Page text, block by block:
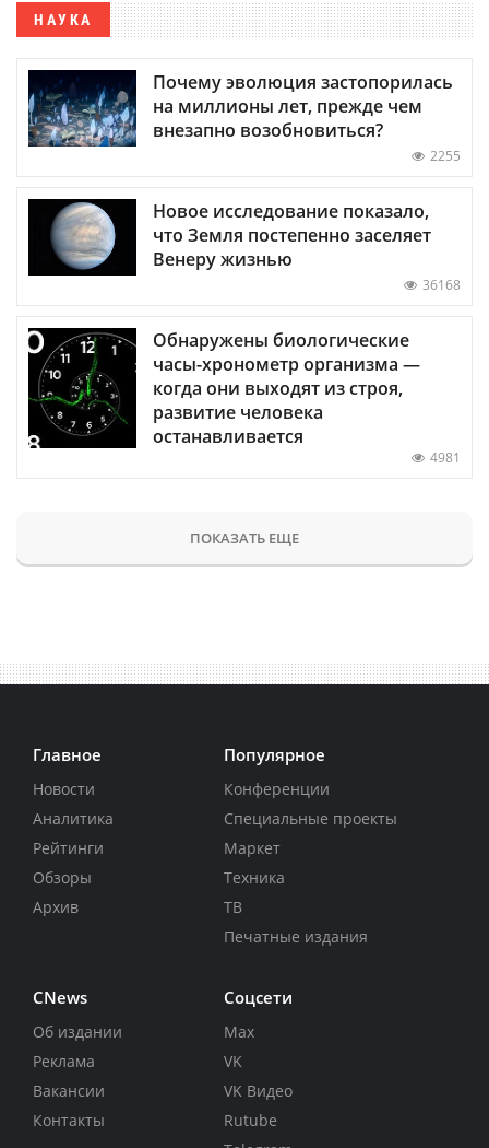
НАУКА
Почему эволюция застопорилась
на миллионы лет, прежде чем
внезапно возобновиться?
2255
Новое исследование показало,
что Земля постепенно заселяет
Венеру жизнью
36168
Обнаружены биологические
часы-хронометр организма —
когда они выходят из строя,
развитие человека
останавливается
4981
ПОКАЗАТЬ ЕЩЕ
Главное
Новости
Аналитика
Рейтинги
Обзоры
Архив
Популярное
Конференции
Специальные проекты
Маркет
Техника
ТВ
Печатные издания
CNews
Об издании
Реклама
Вакансии
Контакты
Соцсети
Max
VK
VK Видео
Rutube